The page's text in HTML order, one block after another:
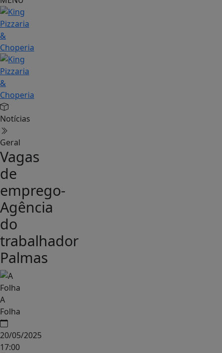
Notícias
Geral
Vagas
de
emprego-
Agência
do
trabalhador
Palmas
A
Folha
20/05/2025
17:00